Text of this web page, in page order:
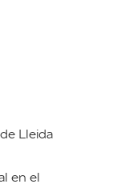
Lleida
en el